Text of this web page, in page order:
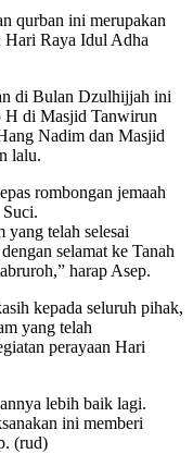
qurban ini merupakan
Hari Raya Idul Adha
di Bulan Dzulhijjah ini
H di Masjid Tanwirun
Nadim dan Masjid
lalu.
rombongan jemaah
yang telah selesai
selamat ke Tanah
harap Asep.
kepada seluruh pihak,
yang telah
perayaan Hari
lebih baik lagi.
ini memberi
(rud)